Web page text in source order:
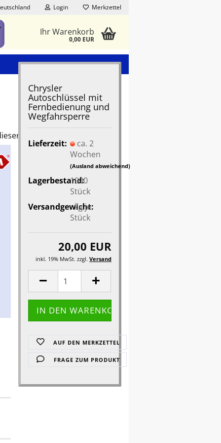
Login Merkzettel
Ihr Warenkorb
0,00 EUR
Kategorie
Chrysler
Autoschlüssel mit
Fernbedienung und
Wegfahrsperre
Lieferzeit:
ca. 2
Wochen
(Ausland abweichend)
Lagerbestand:
1000
Stück
Versandgewicht:
-kg je
Stück
20,00 EUR
inkl. 19% MwSt. zzgl. Versand
AUF DEN MERKZETTEL
FRAGE ZUM PRODUKT